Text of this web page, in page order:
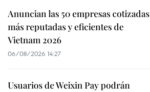
Anuncian las 50 empresas cotizadas
más reputadas y eficientes de
Vietnam 2026
06/08/2026 14:27
Usuarios de Weixin Pay podrán